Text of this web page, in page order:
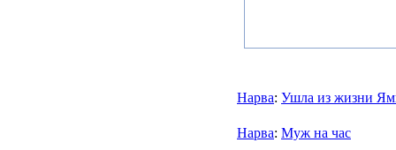
Нарва: Ушла из жизни
Нарва: Муж на час